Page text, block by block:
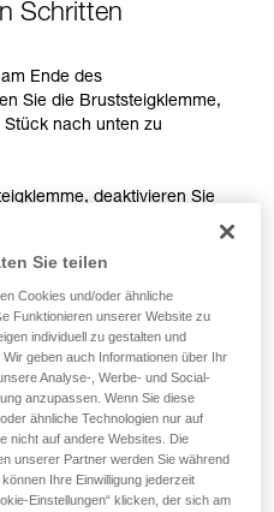
Sie diesen zu Rate
müssen Sie zuerst die in
enthaltenen
verstanden haben.
Sie zusammen mit
durchführen.
Möglicherweise gibt es
die hier nicht
Schritten
Ende des
Sie die Bruststeigklemme,
nach unten zu
deaktivieren Sie
Sie teilen
Cookies und/oder ähnliche
Funktionieren unserer Website zu
individuell zu gestalten und
geben auch Informationen über Ihr
Analyse-, Werbe- und Social-
anzupassen. Wenn Sie diese
ähnliche Technologien nur auf
nicht auf andere Websites. Die
unserer Partner werden Sie während
Ihre Einwilligung jederzeit
Einstellungen“ klicken, der sich am